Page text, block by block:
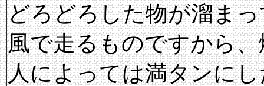
どろどろした物が溜ま
風で走るものですから
人によっては満タンに